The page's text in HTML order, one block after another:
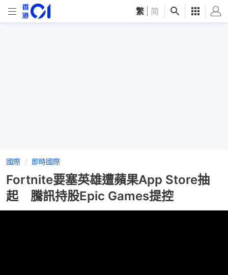
繁 简
國際 即時國際
Fortnite要塞英雄遭蘋果App Store抽
起 騰訊持股Epic Games提控